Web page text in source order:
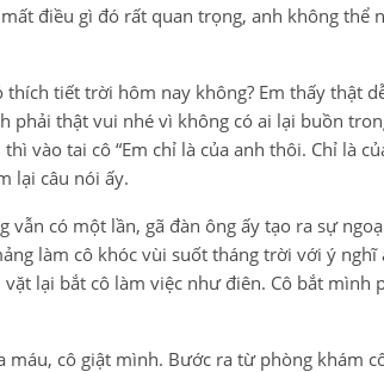
điều gì đó rất quan trọng, anh không thể
thích tiết trời hôm nay không? Em thấy thật
phải thật vui nhé vì không có ai lại buồn
vào tai cô “Em chỉ là của anh thôi. Chỉ là
lại câu nói ấy.
có một lần, gã đàn ông ấy tạo ra sự
làm cô khóc vùi suốt tháng trời với ý nghĩ
lại bắt cô làm việc như điên. Cô bắt mình
cô giật mình. Bước ra từ phòng khám